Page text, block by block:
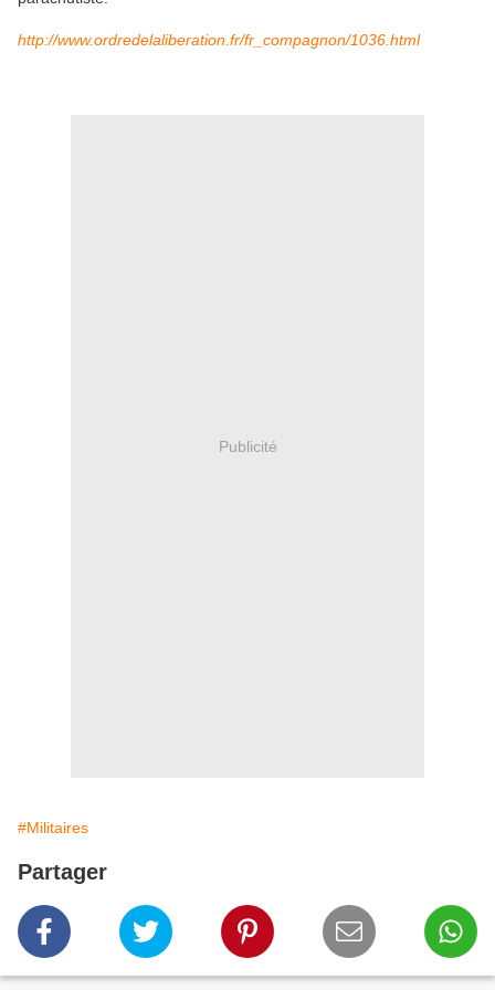
http://www.ordredelaliberation.fr/fr_compagnon/1036.html
Publicité
#Militaires
Partager